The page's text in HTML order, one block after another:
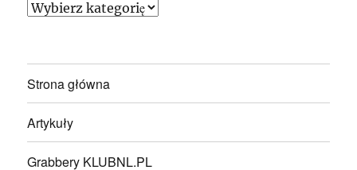
Kategorie
Strona główna
Artykuły
Grabbery KLUBNL.PL